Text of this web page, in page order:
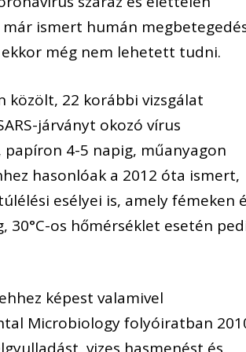
ismert humán
még nem lehetett tudni.
közölt, 22 korábbi vizsgálat
járványt okozó vírus
4-5 napig, műanyagon
hasonlóak a 2012 óta ismert,
esélyei is, amely fémeken
30°C-os hőmérséklet esetén
képest valamivel
Microbiology folyóiratban